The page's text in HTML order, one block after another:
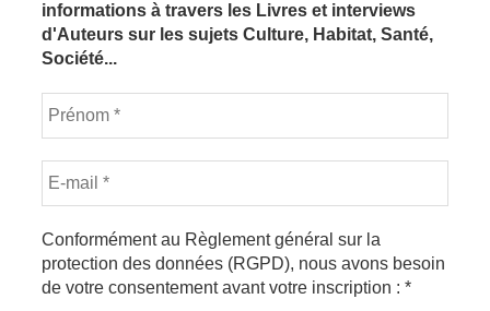
informations à travers les Livres et interviews
d'Auteurs sur les sujets Culture, Habitat, Santé,
Société...
Conformément au Règlement général sur la
protection des données (RGPD), nous avons besoin
de votre consentement avant votre inscription : *